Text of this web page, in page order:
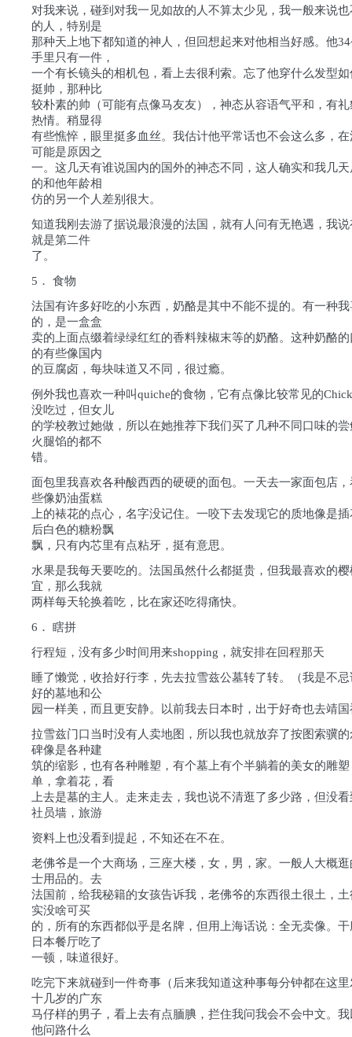
对我来说，碰到对我一见如故的人不算太少见，我一般来说
的人，特别是
那种天上地下都知道的神人，但回想起来对他相当好感。他
手里只有一件，
一个有长镜头的相机包，看上去很利索。忘了他穿什么发型
挺帅，那种比
较朴素的帅（可能有点像马友友），神态从容语气平和，有
热情。稍显得
有些憔悴，眼里挺多血丝。我估计他平常话也不会这么多，
可能是原因之
一。这几天有谁说国内的国外的神态不同，这人确实和我几
的和他年龄相
仿的另一个人差别很大。
知道我刚去游了据说最浪漫的法国，就有人问有无艳遇，我
就是第二件
了。
5． 食物
法国有许多好吃的小东西，奶酪是其中不能不提的。有一种
的，是一盒盒
卖的上面点缀着绿绿红红的香料辣椒末等的奶酪。这种奶酪
的有些像国内
的豆腐卤，每块味道又不同，很过瘾。
例外我也喜欢一种叫quiche的食物，它有点像比较常见的
没吃过，但女儿
的学校教过她做，所以在她推荐下我们买了几种不同口味的
火腿馅的都不
错。
面包里我喜欢各种酸西西的硬硬的面包。一天去一家面包店
些像奶油蛋糕
上的裱花的点心，名字没记住。一咬下去发现它的质地像是
后白色的糖粉飘
飘，只有内芯里有点粘牙，挺有意思。
水果是我每天要吃的。法国虽然什么都挺贵，但我最喜欢的
宜，那么我就
两样每天轮换着吃，比在家还吃得痛快。
6． 瞎拼
行程短，没有多少时间用来shopping，就安排在回程那天
睡了懒觉，收拾好行李，先去拉雪兹公墓转了转。（我是不
好的墓地和公
园一样美，而且更安静。以前我去日本时，出于好奇也去靖
拉雪兹门口当时没有人卖地图，所以我也就放弃了按图索骥
碑像是各种建
筑的缩影，也有各种雕塑，有个墓上有个半躺着的美女的雕
单，拿着花，看
上去是墓的主人。走来走去，我也说不清逛了多少路，但没
社员墙，旅游
资料上也没看到提起，不知还在不在。
老佛爷是一个大商场，三座大楼，女，男，家。一般人大概
士用品的。去
法国前，给我秘籍的女孩告诉我，老佛爷的东西很土很土，
实没啥可买
的，所有的东西都似乎是名牌，但用上海话说：全无卖像。
日本餐厅吃了
一顿，味道很好。
吃完下来就碰到一件奇事（后来我知道这种事每分钟都在这
十几岁的广东
马仔样的男子，看上去有点腼腆，拦住我问我会不会中文。
他问路什么